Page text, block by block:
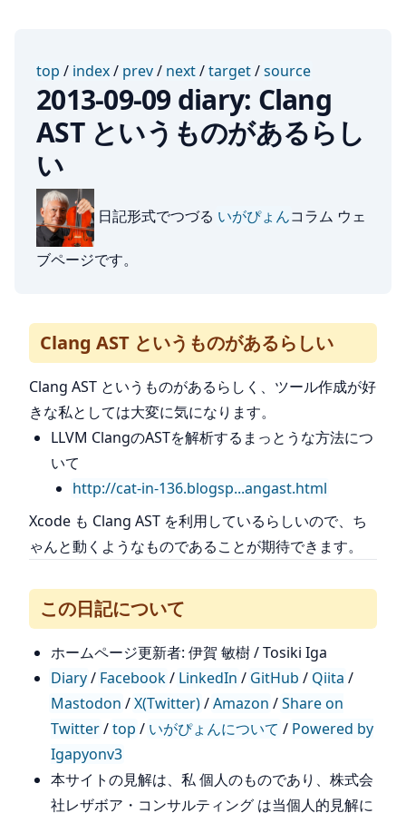
top / index/ prev/ next/target/source
2013-09-09 diary: Clang
AST というものがあるらし
い
日記形式でつづる いがぴょんコラム ウェ
ブページです。
Clang AST というものがあるらしい
Clang AST というものがあるらしく、ツール作成が好
きな私としては大変に気になります。
LLVM ClangのASTを解析するまっとうな方法につ
いて
http://cat-in-136.blogsp...angast.html
Xcode も Clang AST を利用しているらしいので、ち
ゃんと動くようなものであることが期待できます。
この日記について
ホームページ更新者: 伊賀 敏樹 / Tosiki Iga
Diary/ Facebook/ LinkedIn / GitHub / Qiita /
Mastodon /X(Twitter)/Amazon /Share on
Twitter/top / いがぴょんについて / Powered by
Igapyonv3
本サイトの見解は、私 個人のものであり、株式会
社レザボア・コンサルティング は当個人的見解に